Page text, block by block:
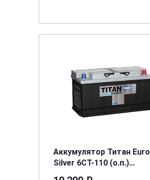
Аккумулятор Титан Euro
Silver 6CT-110 (о.п.)